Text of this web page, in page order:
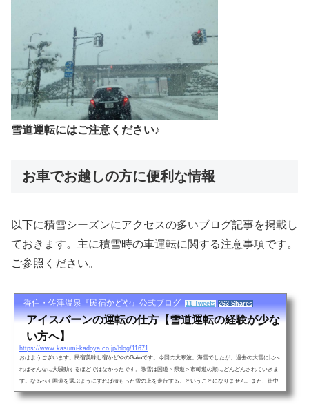
雪道運転にはご注意ください♪
お車でお越しの方に便利な情報
以下に積雪シーズンにアクセスの多いブログ記事を掲載し
ておきます。主に積雪時の車運転に関する注意事項です。
ご参照ください。
香住・佐津温泉『民宿かどや』公式ブログ 11 Tweets 263 Shares
アイスバーンの運転の仕方【雪道運転の経験が少な
い方へ】
https://www.kasumi-kadoya.co.jp/blog/11671
おはようございます。民宿美味し宿かどやのGakuです。今回の大寒波、海雪でしたが、過去の大雪に比べ
ればそんなに大騒動するほどではなかったです。除雪は国道＞県道＞市町道の順にどんどんされていきま
す。なるべく国道を選ぶようにすれば積もった雪の上を走行する、ということになりません。また、街中
でも消雪機能（道路の真ん中から水が出ている）がしっかりしているところは雪が少ないです。安心して